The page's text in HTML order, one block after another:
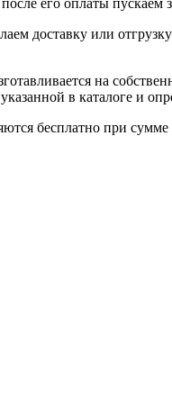
доставку или
на
в каталоге и
бесплатно при